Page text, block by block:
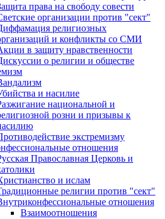
права на свободу совести
организации против "сект"
религиозных
и конфликты со СМИ
в защиту нравственности
о религии и обществе
и насилие
национальной и
розни и призывы к
экстремизму
отношения
Православная Церковь и
и ислам
религии против "сект"
отношения
Взаимоотношения